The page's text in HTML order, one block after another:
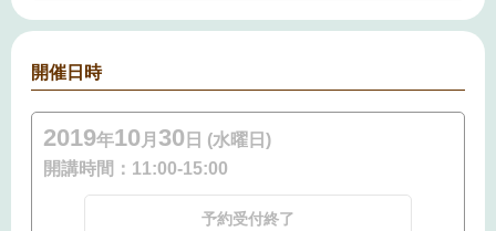
開催日時
2019年10 月 30 日 (水曜日)
開講時間： 11:00-15:00
予約受付終了